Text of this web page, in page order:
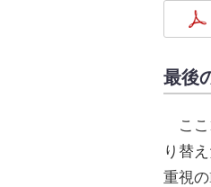
最後
ここ
り替
重視